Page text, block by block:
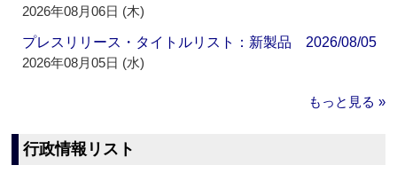
2026年08月06日 (木)
プレスリリース・タイトルリスト：新製品 2026/08/05
2026年08月05日 (水)
もっと見る »
行政情報リスト